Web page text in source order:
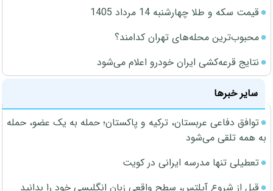
قیمت سکه و طلا چهارشنبه 14 مرداد 1405
محبوب‌ترین محله‌های تهران کدامند؟
نتایج قرعه‌کشی ایران خودرو اعلام می‌شود
سایر خبرها
توافق دفاعی عربستان، ترکیه و پاکستان؛ حمله به یک عضو، حمله
به همه تلقی می‌شود
تعطیلی تنها مدرسه ایرانی در کویت
قبل از شروع آیلتس، سطح واقعی زبان انگلیسی خود را بدانید